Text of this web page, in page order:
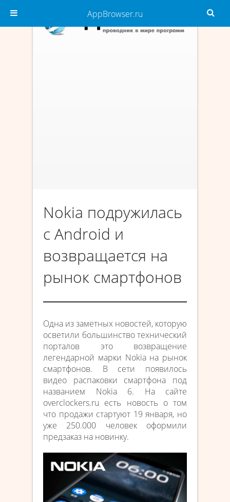
Nokia подружилась
с Android и
возвращается на
рынок смартфонов
Одна из заметных новостей, которую
осветили большинство технический
порталов это возвращение
легендарной марки Nokia на рынок
смартфонов. В сети появилось
видео распаковки смартфона под
названием Nokia 6. На сайте
overclockers.ru есть новость о том
что продажи стартуют 19 января, но
уже 250.000 человек оформили
предзаказ на новинку.
AppBrowser.ru